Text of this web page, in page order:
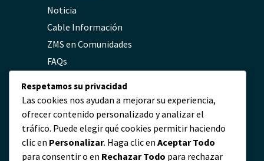
Noticia
Cable Información
ZMS en Comunidades
FAQs
Contacto
servicio@zmscable.es
Respetamos su privacidad
Las cookies nos ayudan a mejorar su experiencia,
ofrecer contenido personalizado y analizar el
tráfico. Puede elegir qué cookies permitir haciendo
clic en Personalizar. Haga clic en Aceptar Todo
para consentir o en Rechazar Todo para rechazar